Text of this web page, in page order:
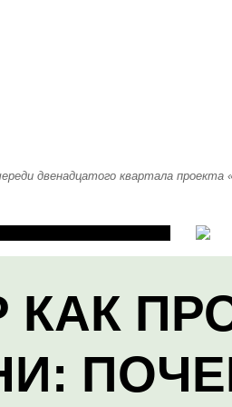
двенадцатого квартала проекта
КАК